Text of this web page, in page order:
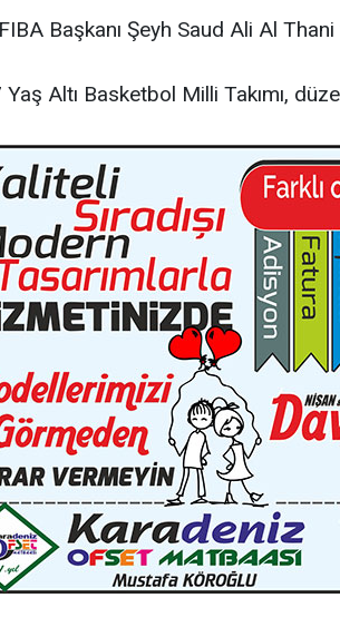
Başkanı Şeyh Saud Ali Al
Altı Basketbol Milli Takımı,